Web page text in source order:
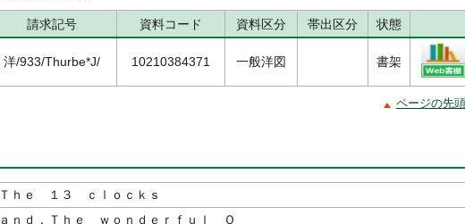
請求記号 資料コード 資料区分 帯出区分 状態
洋/933/Thurbe*J/ 10210384371 一般洋図 書架
ページの先
Ｔｈｅ １３ ｃｌｏｃｋｓ
ａｎｄ，Ｔｈｅ ｗｏｎｄｅｒｆｕｌ Ｏ